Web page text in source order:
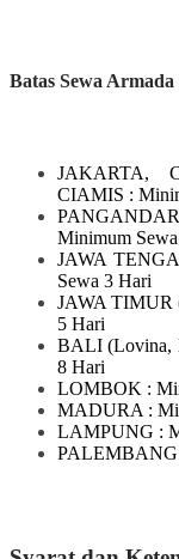
Batas Sewa
JAKARTA,
CIAMIS :
Minimum
JAWA
Sewa 3 Hari
JAWA TIMUR
5 Hari
BALI (Lovina,
8 Hari
LOMBOK :
MADURA :
LAMPUNG :
PALEMBANG